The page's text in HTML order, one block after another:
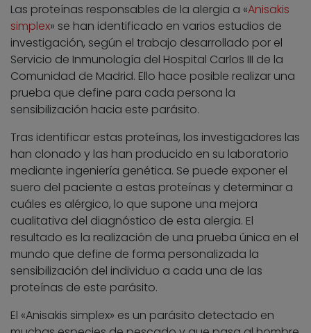
Las proteínas responsables de la alergia a «Anisakis
simplex» se han identificado en varios estudios de
investigación, según el trabajo desarrollado por el
Servicio de Inmunología del Hospital Carlos III de la
Comunidad de Madrid. Ello hace posible realizar una
prueba que define para cada persona la
sensibilización hacia este parásito.
Tras identificar estas proteínas, los investigadores las
han clonado y las han producido en su laboratorio
mediante ingeniería genética. Se puede exponer el
suero del paciente a estas proteínas y determinar a
cuáles es alérgico, lo que supone una mejora
cualitativa del diagnóstico de esta alergia. El
resultado es la realización de una prueba única en el
mundo que define de forma personalizada la
sensibilización del individuo a cada una de las
proteínas de este parásito.
El «Anisakis simplex» es un parásito detectado en